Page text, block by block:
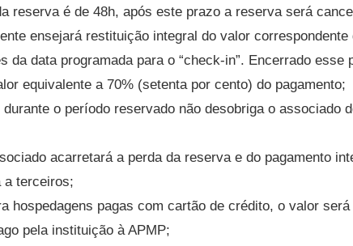
reserva é de 48h, após este prazo a reserva será
ensejará restituição integral do valor
da data programada para o “check-in”. Encerrado
equivalente a 70% (setenta por cento) do pagamento;
o período reservado não desobriga o associado
acarretará a perda da reserva e do pagamento
a terceiros;
hospedagens pagas com cartão de crédito, o valor
pela instituição à APMP;